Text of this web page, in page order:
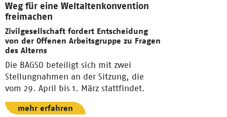
Weg für eine Weltaltenkonvention
freimachen
Zivilgesellschaft fordert Entscheidung
von der Offenen Arbeitsgruppe zu Fragen
des Alterns
Die BAGSO beteiligt sich mit zwei
Stellungnahmen an der Sitzung, die
vom 29. April bis 1. März stattfindet.
mehr erfahren